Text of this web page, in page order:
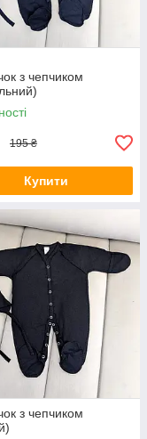
з чепчиком
195 ₴
Купити
з чепчиком